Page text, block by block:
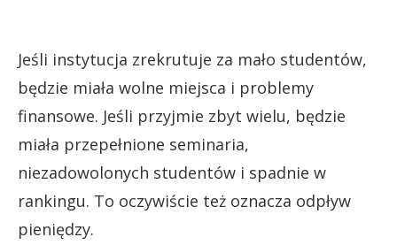
Jeśli instytucja zrekrutuje za mało studentów,
będzie miała wolne miejsca i problemy
finansowe. Jeśli przyjmie zbyt wielu, będzie
miała przepełnione seminaria,
niezadowolonych studentów i spadnie w
rankingu. To oczywiście też oznacza odpływ
pieniędzy.